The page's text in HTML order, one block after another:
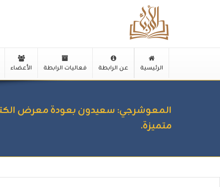
الرئيسية عن الرابطة فعاليات الرابطة الأعضاء
المعوشرجي: سعيدون بعودة معرض
متميزة.